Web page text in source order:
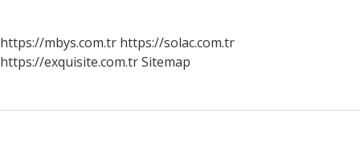
Yapılmıştır
https://mbys.com.tr https://solac.com.tr
https://exquisite.com.trSitemap